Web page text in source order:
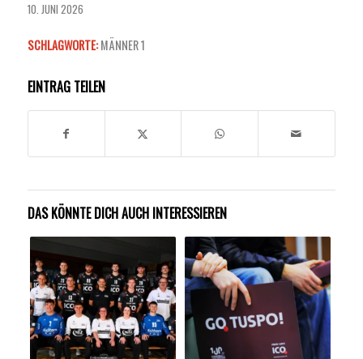
10. JUNI 2026
SCHLAGWORTE: MÄNNER 1
EINTRAG TEILEN
DAS KÖNNTE DICH AUCH INTERESSIEREN